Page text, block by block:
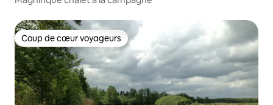
Coup de cœur voyageurs
Coup de cœur voyageurs